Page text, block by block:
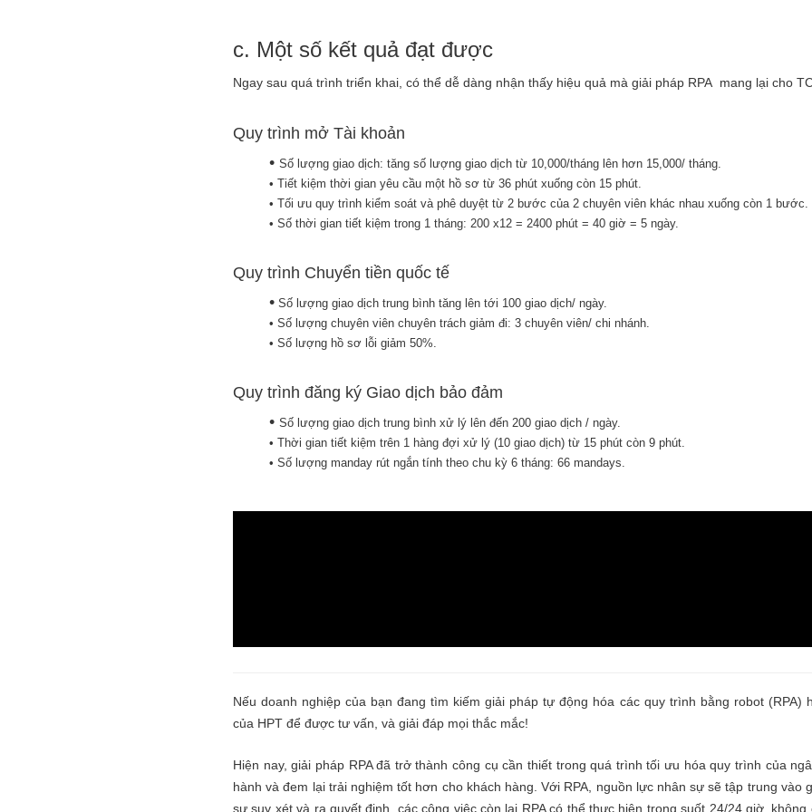
c. Một số kết quả đạt được
Ngay sau quá trình triển khai, có thể dễ dàng nhận thấy hiệu quả mà giải pháp RPA mang lại cho
Quy trình mở Tài khoản
• Số lượng giao dịch: tăng số lượng giao dịch từ 10,000/tháng lên hơn 15,000/ tháng.
• Tiết kiệm thời gian yêu cầu một hồ sơ từ 36 phút xuống còn 15 phút.
• Tối ưu quy trình kiểm soát và phê duyệt từ 2 bước của 2 chuyên viên khác nhau xuống còn 1 bước.
• Số thời gian tiết kiệm trong 1 tháng: 200 x12 = 2400 phút = 40 giờ = 5 ngày.
Quy trình Chuyển tiền quốc tế
• Số lượng giao dịch trung bình tăng lên tới 100 giao dịch/ ngày.
• Số lượng chuyên viên chuyên trách giảm đi: 3 chuyên viên/ chi nhánh.
• Số lượng hồ sơ lỗi giảm 50%.
Quy trình đăng ký Giao dịch bảo đảm
• Số lượng giao dịch trung bình xử lý lên đến 200 giao dịch / ngày.
• Thời gian tiết kiệm trên 1 hàng đợi xử lý (10 giao dịch) từ 15 phút còn 9 phút.
• Số lượng manday rút ngắn tính theo chu kỳ 6 tháng: 66 mandays.
Nếu doanh nghiệp của bạn đang tìm kiếm giải pháp tự động hóa các quy trình bằng robot (RPA)
của HPT để được tư vấn, và giải đáp mọi thắc mắc!
Hiện nay, giải pháp RPA đã trở thành công cụ cần thiết trong quá trình tối ưu hóa quy trình của
hành và đem lại trải nghiệm tốt hơn cho khách hàng. Với RPA, nguồn lực nhân sự sẽ tập trung vào
sự suy xét và ra quyết định, các công việc còn lại RPA có thể thực hiện trong suốt 24/24 giờ,